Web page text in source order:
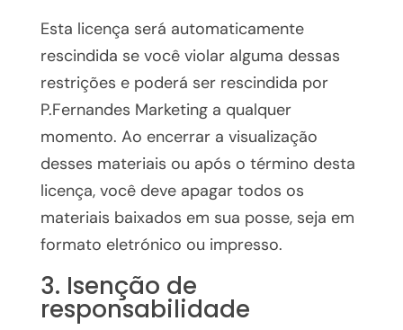
Esta licença será automaticamente
rescindida se você violar alguma dessas
restrições e poderá ser rescindida por
P.Fernandes Marketing a qualquer
momento. Ao encerrar a visualização
desses materiais ou após o término desta
licença, você deve apagar todos os
materiais baixados em sua posse, seja em
formato eletrónico ou impresso.
3. Isenção de
responsabilidade